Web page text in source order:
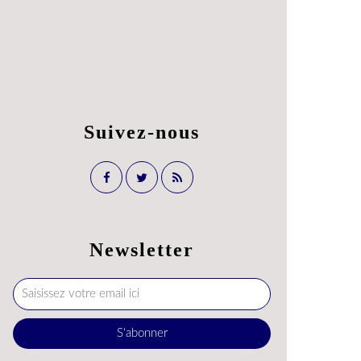
Newsletter
Suivez-nous